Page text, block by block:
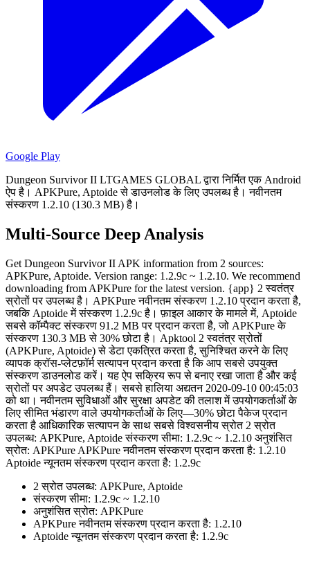
Google Play
Dungeon Survivor II LTGAMES GLOBAL द्वारा निर्मित एक Android
ऐप है। APKPure, Aptoide से डाउनलोड के लिए उपलब्ध है। नवीनतम
संस्करण 1.2.10 (130.3 MB) है।
Multi-Source Deep Analysis
Get Dungeon Survivor II APK information from 2 sources:
APKPure, Aptoide. Version range: 1.2.9c ~ 1.2.10. We recommend
downloading from APKPure for the latest version. {app} 2 स्वतंत्र
स्रोतों पर उपलब्ध है। APKPure नवीनतम संस्करण 1.2.10 प्रदान करता है,
जबकि Aptoide में संस्करण 1.2.9c है। फ़ाइल आकार के मामले में, Aptoide
सबसे कॉम्पैक्ट संस्करण 91.2 MB पर प्रदान करता है, जो APKPure के
संस्करण 130.3 MB से 30% छोटा है। Apktool 2 स्वतंत्र स्रोतों
(APKPure, Aptoide) से डेटा एकत्रित करता है, सुनिश्चित करने के लिए
व्यापक क्रॉस-प्लेटफ़ॉर्म सत्यापन प्रदान करता है कि आप सबसे उपयुक्त
संस्करण डाउनलोड करें। यह ऐप सक्रिय रूप से बनाए रखा जाता है और कई
स्रोतों पर अपडेट उपलब्ध हैं। सबसे हालिया अद्यतन 2020-09-10 00:45:03
को था। नवीनतम सुविधाओं और सुरक्षा अपडेट की तलाश में उपयोगकर्ताओं के
लिए सीमित भंडारण वाले उपयोगकर्ताओं के लिए—30% छोटा पैकेज प्रदान
करता है आधिकारिक सत्यापन के साथ सबसे विश्वसनीय स्रोत 2 स्रोत
उपलब्ध: APKPure, Aptoide संस्करण सीमा: 1.2.9c ~ 1.2.10 अनुशंसित
स्रोत: APKPure APKPure नवीनतम संस्करण प्रदान करता है: 1.2.10
Aptoide न्यूनतम संस्करण प्रदान करता है: 1.2.9c
2 स्रोत उपलब्ध: APKPure, Aptoide
संस्करण सीमा: 1.2.9c ~ 1.2.10
अनुशंसित स्रोत: APKPure
APKPure नवीनतम संस्करण प्रदान करता है: 1.2.10
Aptoide न्यूनतम संस्करण प्रदान करता है: 1.2.9c